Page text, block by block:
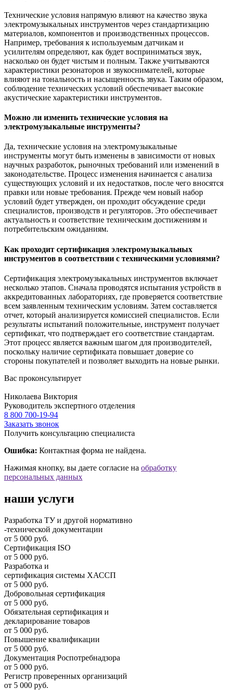
Технические условия напрямую влияют на качество звука
электромузыкальных инструментов через стандартизацию
материалов, компонентов и производственных процессов.
Например, требования к используемым датчикам и
усилителям определяют, как будет восприниматься звук,
насколько он будет чистым и полным. Также учитываются
характеристики резонаторов и звукоснимателей, которые
влияют на тональность и насыщенность звука. Таким образом,
соблюдение технических условий обеспечивает высокие
акустические характеристики инструментов.
Можно ли изменить технические условия на
электромузыкальные инструменты?
Да, технические условия на электромузыкальные
инструменты могут быть изменены в зависимости от новых
научных разработок, рыночных требований или изменений в
законодательстве. Процесс изменения начинается с анализа
существующих условий и их недостатков, после чего вносятся
правки или новые требования. Прежде чем новый набор
условий будет утвержден, он проходит обсуждение среди
специалистов, производств и регуляторов. Это обеспечивает
актуальность и соответствие техническим достижениям и
потребительским ожиданиям.
Как проходит сертификация электромузыкальных
инструментов в соответствии с техническими условиями?
Сертификация электромузыкальных инструментов включает
несколько этапов. Сначала проводятся испытания устройств в
аккредитованных лабораториях, где проверяется соответствие
всем заявленным техническим условиям. Затем составляется
отчет, который анализируется комиссией специалистов. Если
результаты испытаний положительные, инструмент получает
сертификат, что подтверждает его соответствие стандартам.
Этот процесс является важным шагом для производителей,
поскольку наличие сертификата повышает доверие со
стороны покупателей и позволяет выходить на новые рынки.
Вас проконсультирует
Николаева Виктория
Руководитель экспертного отделения
8 800 700-19-94
Заказать звонок
Получить консультацию специалиста
Ошибка: Контактная форма не найдена.
Нажимая кнопку, вы даете согласие на обработку
персональных данных
наши услуги
Разработка ТУ и другой нормативно
-технической документации
от 5 000 руб.
Сертификация ISO
от 5 000 руб.
Разработка и
cертификация системы ХАССП
от 5 000 руб.
Добровольная сертификация
от 5 000 руб.
Обязательная сертификация и
декларирование товаров
от 5 000 руб.
Повышение квалификации
от 5 000 руб.
Документация Роспотребнадзора
от 5 000 руб.
Регистр проверенных организаций
от 5 000 руб.